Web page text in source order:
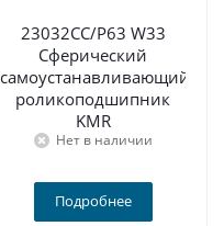
23032CC/P63 W33
Сферический
самоустанавливающийся
роликоподшипник
KMR
Нет в наличии
Подробнее